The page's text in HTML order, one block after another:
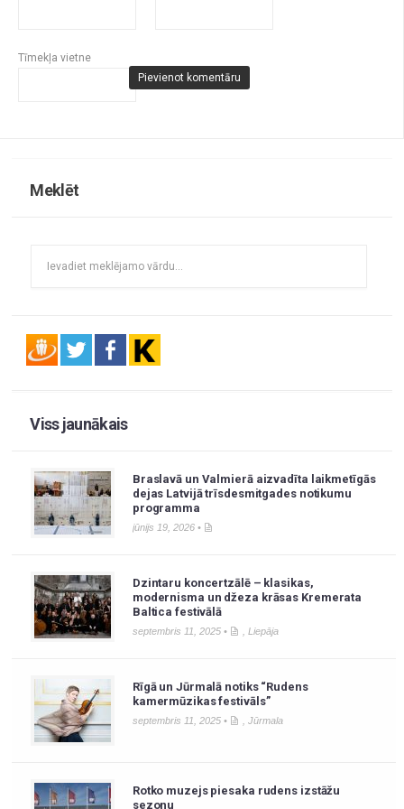
Tīmekļa vietne
Meklēt
Viss jaunākais
Braslavā un Valmierā aizvadīta laikmetīgās
dejas Latvijā trīsdesmitgades notikumu
programma
jūnijs 19, 2026 •
Dzintaru koncertzālē – klasikas,
modernisma un džeza krāsas Kremerata
Baltica festivālā
septembris 11, 2025 • Liepāja
Rīgā un Jūrmalā notiks “Rudens
kamermūzikas festivāls”
septembris 11, 2025 • Jūrmala
Rotko muzejs piesaka rudens izstāžu
sezonu